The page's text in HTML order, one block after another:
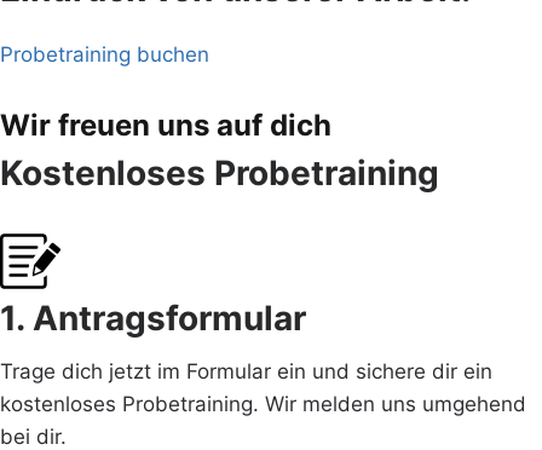
Probetraining buchen
Wir freuen uns auf dich
Kostenloses Probetraining
1. Antragsformular
Trage dich jetzt im Formular ein und sichere dir ein
kostenloses Probetraining. Wir melden uns umgehend
bei dir.